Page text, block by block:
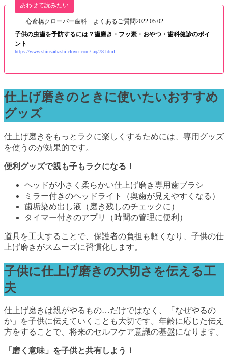
心斎橋クローバー歯科 よくあるご質問
あわせて読みたい
2022.05.02
子供の虫歯を予防するには？歯磨き・フッ素・おやつ・歯科健診のポイ
ント
https://www.shinsaibashi-clover.com/faq/78.html
仕上げ磨きのときに使いたいおすすめ
グッズ
仕上げ磨きをもっとラクに楽しくするためには、専用グッズ
を使うのが効果的です。
便利グッズで親も子もラクになる！
ヘッドが小さく柔らかい仕上げ磨き専用歯ブラシ
ミラー付きのヘッドライト（奥歯が見えやすくなる）
歯垢染め出し液（磨き残しのチェックに）
タイマー付きのアプリ（時間の管理に便利）
道具を工夫することで、保護者の負担も軽くなり、子供の仕
上げ磨きがスムーズに習慣化します。
子供に仕上げ磨きの大切さを伝える工
夫
仕上げ磨きは親がやるもの…だけではなく、「なぜやるの
か」を子供に伝えていくことも大切です。年齢に応じた伝え
方をすることで、将来のセルフケア意識の基盤になります。
「磨く意味」を子供と共有しよう！